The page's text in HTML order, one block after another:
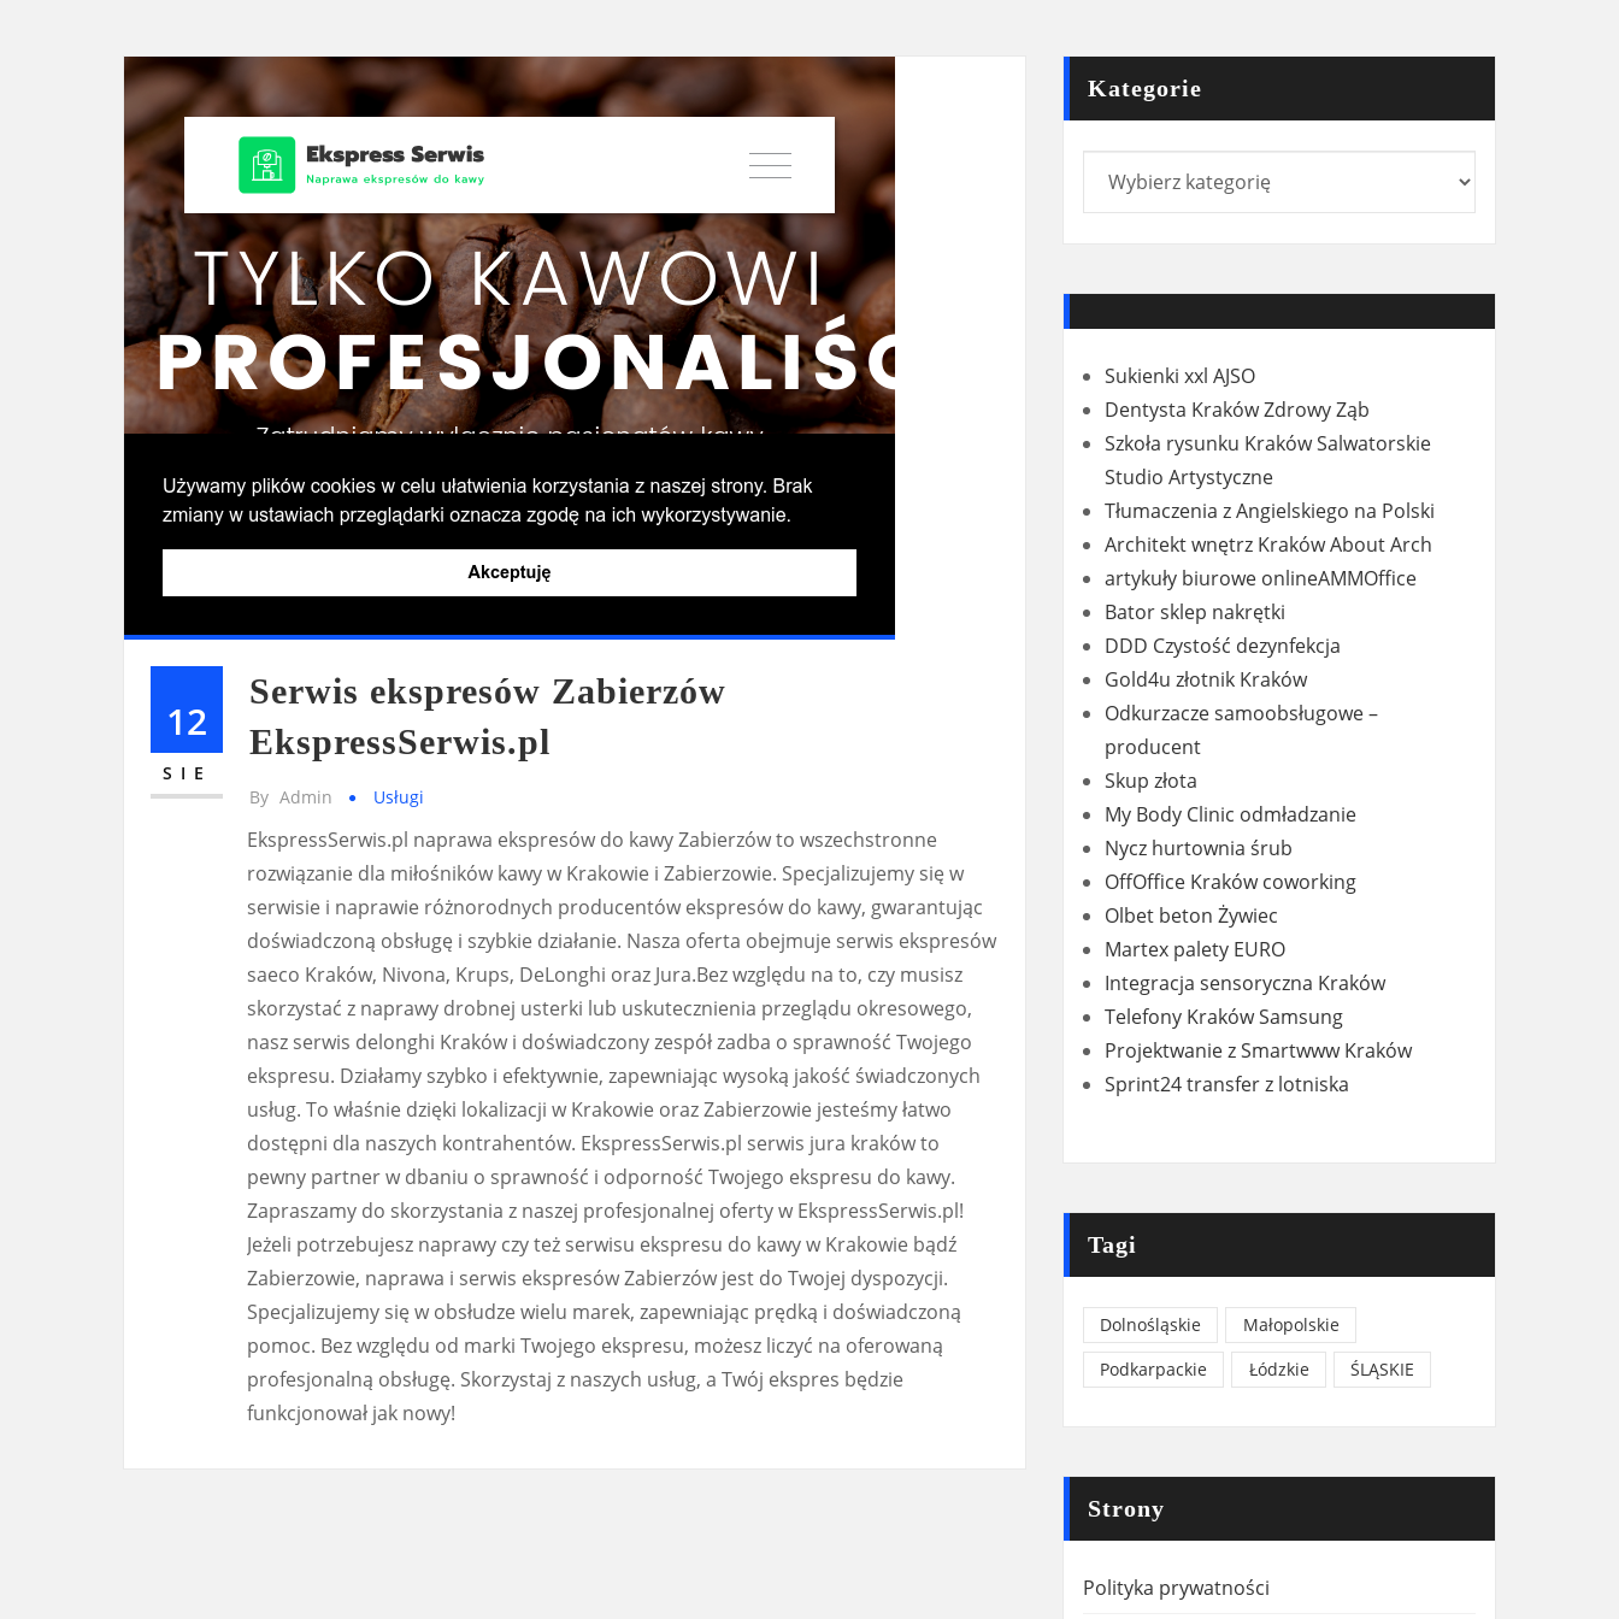
12
SIE
Serwis ekspresów Zabierzów
EkspressSerwis.pl
By Admin Usługi
EkspressSerwis.pl naprawa ekspresów do kawy Zabierzów to wszechstronne
rozwiązanie dla miłośników kawy w Krakowie i Zabierzowie. Specjalizujemy się w
serwisie i naprawie różnorodnych producentów ekspresów do kawy, gwarantując
doświadczoną obsługę i szybkie działanie. Nasza oferta obejmuje serwis ekspresów
saeco Kraków, Nivona, Krups, DeLonghi oraz Jura.Bez względu na to, czy musisz
skorzystać z naprawy drobnej usterki lub uskutecznienia przeglądu okresowego,
nasz serwis delonghi Kraków i doświadczony zespół zadba o sprawność Twojego
ekspresu. Działamy szybko i efektywnie, zapewniając wysoką jakość świadczonych
usług. To właśnie dzięki lokalizacji w Krakowie oraz Zabierzowie jesteśmy łatwo
dostępni dla naszych kontrahentów. EkspressSerwis.pl serwis jura kraków to
pewny partner w dbaniu o sprawność i odporność Twojego ekspresu do kawy.
Zapraszamy do skorzystania z naszej profesjonalnej oferty w EkspressSerwis.pl!
Jeżeli potrzebujesz naprawy czy też serwisu ekspresu do kawy w Krakowie bądź
Zabierzowie, naprawa i serwis ekspresów Zabierzów jest do Twojej dyspozycji.
Specjalizujemy się w obsłudze wielu marek, zapewniając prędką i doświadczoną
pomoc. Bez względu od marki Twojego ekspresu, możesz liczyć na oferowaną
profesjonalną obsługę. Skorzystaj z naszych usług, a Twój ekspres będzie
funkcjonował jak nowy!
Kategorie
Sukienki xxl AJSO
Dentysta Kraków Zdrowy Ząb
Szkoła rysunku Kraków Salwatorskie
Studio Artystyczne
Tłumaczenia z Angielskiego na Polski
Architekt wnętrz Kraków About Arch
artykuły biurowe onlineAMMOffice
Bator sklep nakrętki
DDD Czystość dezynfekcja
Gold4u złotnik Kraków
Odkurzacze samoobsługowe –
producent
Skup złota
My Body Clinic odmładzanie
Nycz hurtownia śrub
OffOffice Kraków coworking
Olbet beton Żywiec
Martex palety EURO
Integracja sensoryczna Kraków
Telefony Kraków Samsung
Projektwanie z Smartwww Kraków
Sprint24 transfer z lotniska
Tagi
Dolnośląskie
Małopolskie
Podkarpackie
Łódzkie ŚLĄSKIE
Strony
Polityka prywatności